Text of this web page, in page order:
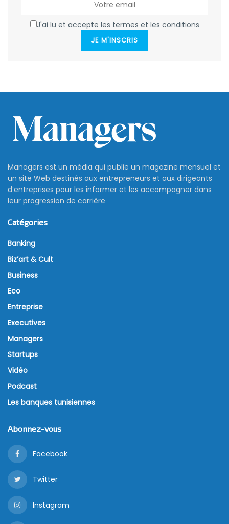
J'ai lu et accepte les termes et les conditions
JE M'INSCRIS
Managers est un média qui publie un magazine mensuel et
un site Web destinés aux entrepreneurs et aux dirigeants
d’entreprises pour les informer et les accompagner dans
leur progression de carrière
Catégories
Banking
Biz’art & Cult
Business
Eco
Entreprise
Executives
Managers
Startups
Vidéo
Podcast
Les banques tunisiennes
Abonnez-vous
Facebook
Twitter
Instagram